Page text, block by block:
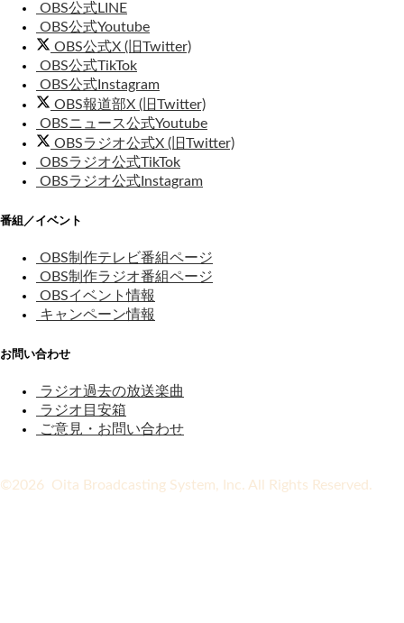
OBS公式LINE
OBS公式Youtube
OBS公式X (旧Twitter)
OBS公式TikTok
OBS公式Instagram
OBS報道部X (旧Twitter)
OBSニュース公式Youtube
OBSラジオ公式X (旧Twitter)
OBSラジオ公式TikTok
OBSラジオ公式Instagram
番組／イベント
OBS制作テレビ番組ページ
OBS制作ラジオ番組ページ
OBSイベント情報
キャンペーン情報
お問い合わせ
ラジオ過去の放送楽曲
ラジオ目安箱
ご意見・お問い合わせ
©2026 Oita Broadcasting System, Inc. All Rights Reserved.